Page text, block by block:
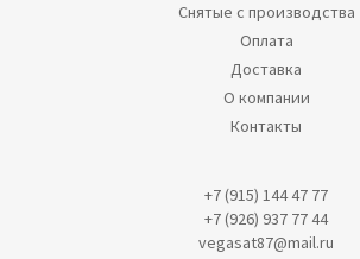
Снятые с производства
Оплата
Доставка
О компании
Контакты
+7 (915) 144 47 77
+7 (926) 937 77 44
vegasat87@mail.ru